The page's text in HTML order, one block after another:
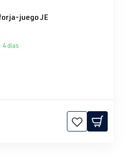
de 0 de 5 estrellas
juego JE
4 días